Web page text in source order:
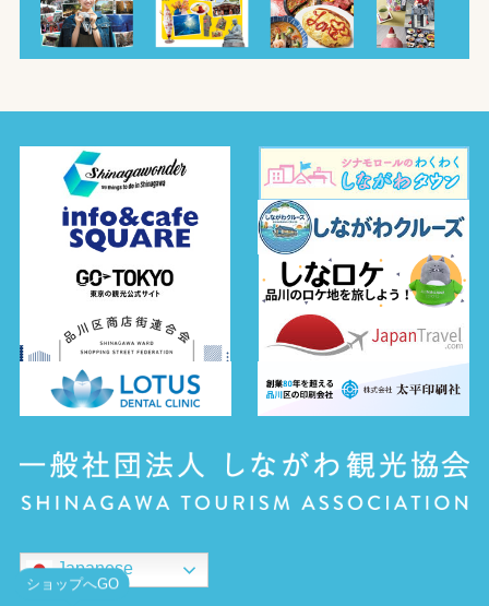
Japanese
ショップへGO